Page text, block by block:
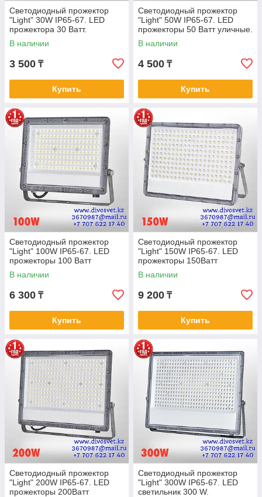
Светодиодный прожектор
"Light" 30W IP65-67. LED
прожектора 30 Ватт.
В наличии
3 500 ₸
Купить
Светодиодный прожектор
"Light" 50W IP65-67. LED
прожекторы 50 Ватт уличные.
В наличии
4 500 ₸
Купить
Светодиодный прожектор
"Light" 100W IP65-67. LED
прожекторы 100 Ватт
диодные.
В наличии
6 300 ₸
Купить
Светодиодный прожектор
"Light" 150W IP65-67. LED
прожекторы 150Ватт
диодные.
В наличии
9 200 ₸
Купить
Светодиодный прожектор
"Light" 200W IP65-67. LED
прожекторы 200Ватт
Светодиодный прожектор
"Light" 300W IP65-67. LED
светильник 300 W.